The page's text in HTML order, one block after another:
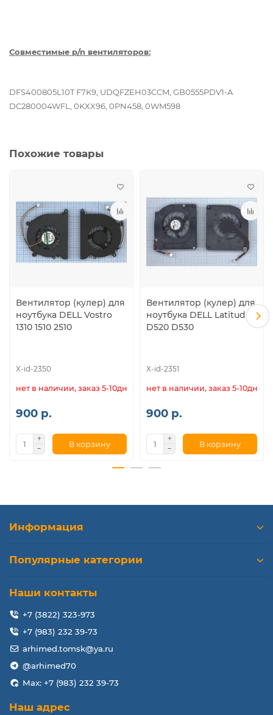
Совместимые p/n вентиляторов:
DFS400805L10T F7K9, UDQFZEH03CCM, GB0555PDV1-A
DC280004WFL, 0KXX96, 0PN458, 0WM598
Похожие товары
Вентилятор (кулер) для
ноутбука DELL Vostro
1310 1510 2510
X-id-2350
нет в наличии, заказ 5-10дн.
900 р.
В корзину
Вентилятор (кулер) для
ноутбука DELL Latitude
D520 D530
X-id-2351
нет в наличии, заказ 5-10дн.
900 р.
В корзину
Информация
Популярные категории
Наши контакты
+7 (3822) 323-973
+7 (983) 232 39-73
arhimed.tomsk@ya.ru
@arhimed70
Max: +7 (983) 232 39-73
Наш адрес